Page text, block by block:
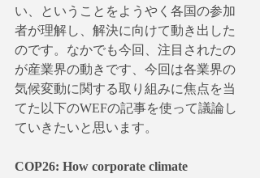
い、ということをようやく各国の参加
者が理解し、解決に向けて動き出した
のです。なかでも今回、注目されたの
が産業界の動きです、今回は各業界の
気候変動に関する取り組みに焦点を当
てた以下のWEFの記事を使って議論し
ていきたいと思います。
COP26: How corporate climate